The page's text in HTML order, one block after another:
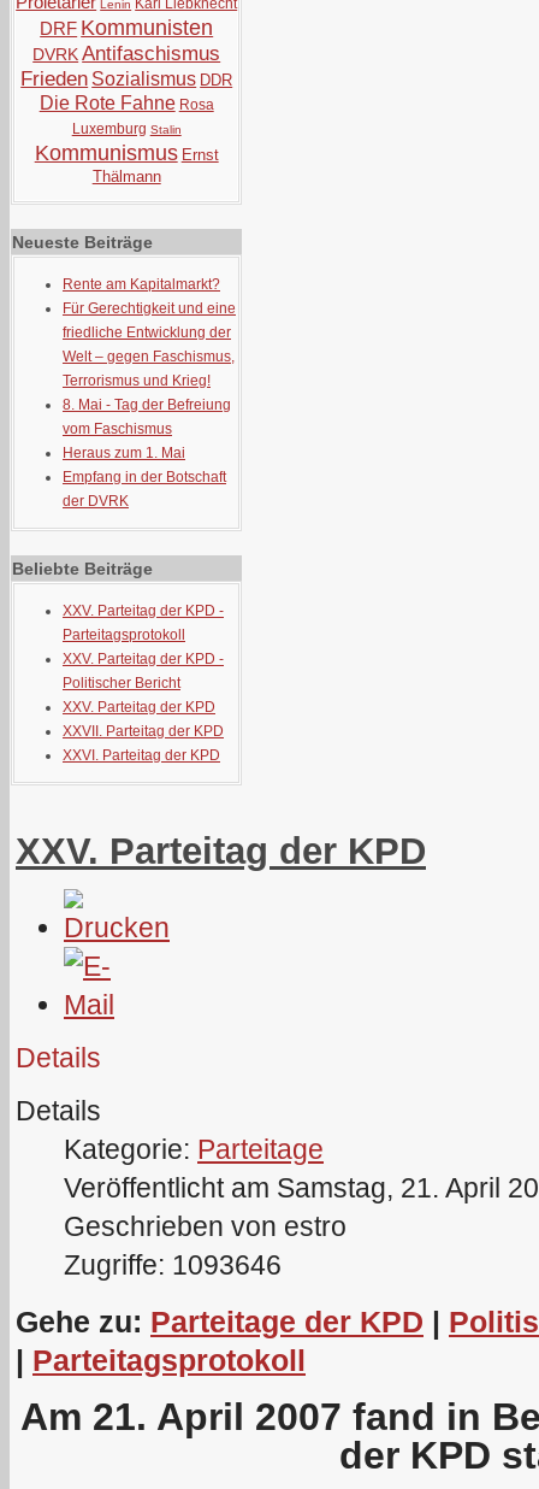
Lenin Karl Liebknecht
DRF Kommunisten
DVRKAntifaschismus
Frieden Sozialismus DDR
Die Rote Fahne Rosa
Luxemburg Stalin
Kommunismus Ernst
Thälmann
Neueste Beiträge
Rente am Kapitalmarkt?
Für Gerechtigkeit und eine
friedliche Entwicklung der
Welt – gegen Faschismus,
Terrorismus und Krieg!
8. Mai - Tag der Befreiung
vom Faschismus
Heraus zum 1. Mai
Empfang in der Botschaft
der DVRK
Beliebte Beiträge
XXV. Parteitag der KPD -
Parteitagsprotokoll
XXV. Parteitag der KPD -
Politischer Bericht
XXV. Parteitag der KPD
XXVII. Parteitag der KPD
XXVI. Parteitag der KPD
XXV. Parteitag der KPD
Details
Details
Kategorie: Parteitage
Veröffentlicht am Samstag, 21. April
Geschrieben von estro
Zugriffe: 1093646
Gehe zu: Parteitage der KPD |
| Parteitagsprotokoll
Am 21. April 2007 fand in
der KPD